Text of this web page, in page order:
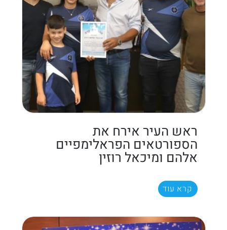
ראש העיר אירח את
הספורטאים הפראלימפיים
אלהם ומיכאל רוזין
קרא עוד